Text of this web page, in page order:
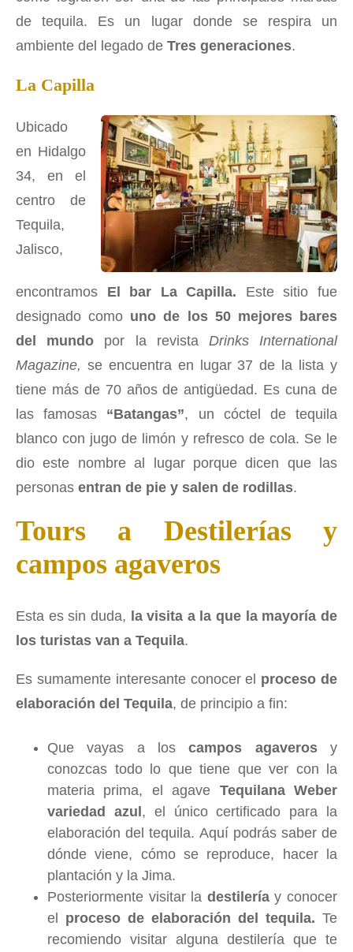
de tequila. Es un lugar donde se respira un
ambiente del legado de Tres generaciones.
La Capilla
Ubicado
en Hidalgo
34, en el
centro de
Tequila,
Jalisco,
encontramos El bar La Capilla. Este sitio fue
designado como uno de los 50 mejores bares
del mundo por la revista Drinks International
Magazine, se encuentra en lugar 37 de la lista y
tiene más de 70 años de antigüedad. Es cuna de
las famosas “Batangas”, un cóctel de tequila
blanco con jugo de limón y refresco de cola. Se le
dio este nombre al lugar porque dicen que las
personas entran de pie y salen de rodillas.
Tours a Destilerías y
campos agaveros
Esta es sin duda, la visita a la que la mayoría de
los turistas van a Tequila.
Es sumamente interesante conocer el proceso de
elaboración del Tequila, de principio a fin:
Que vayas a loscampos agaverosy
conozcas todo lo que tiene que ver con la
materia prima, el agave Tequilana Weber
variedad azul, el único certificado para la
elaboración del tequila. Aquí podrás saber de
dónde viene, cómo se reproduce, hacer la
plantación y la Jima.
Posteriormente visitar la destileríay conocer
el proceso de elaboración del tequila. Te
recomiendo visitar alguna destilería que te